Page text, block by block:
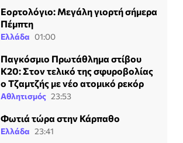
Εορτολόγιο: Μεγάλη γιορτή σήμερα
Πέμπτη
Ελλάδα 01:00
Παγκόσμιο Πρωτάθλημα στίβου
Κ20: Στον τελικό της σφυροβολίας
ο Τζαμτζής με νέο ατομικό ρεκόρ
Αθλητισμός 23:53
Φωτιά τώρα στην Κάρπαθο
Ελλάδα 23:41